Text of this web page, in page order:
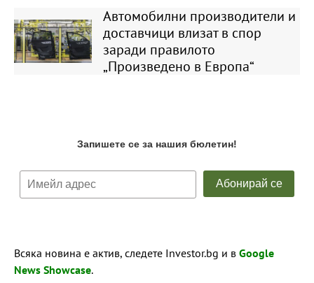
Автомобилни производители и
доставчици влизат в спор
заради правилото
„Произведено в Европа“
Всяка новина е актив, следете Investor.bg и в Google
News Showcase.